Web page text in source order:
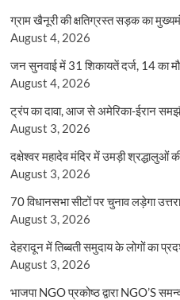
ग्राम खैनूरी की क्षतिग्रस्त सड़क का
August 4, 2026
जन सुनवाई में 31 शिकायतें दर्ज, 14 का
August 4, 2026
ट्रंप का दावा, आज से अमेरिका-ईरान
August 3, 2026
दक्षेश्वर महादेव मंदिर में उमड़ी श्रद्धालुओं
August 3, 2026
70 विधानसभा सीटों पर चुनाव लड़ेगा
August 3, 2026
देहरादून में तिब्बती समुदाय के लोगों का
August 3, 2026
भाजपा NGO प्रकोष्ठ द्वारा NGO’S